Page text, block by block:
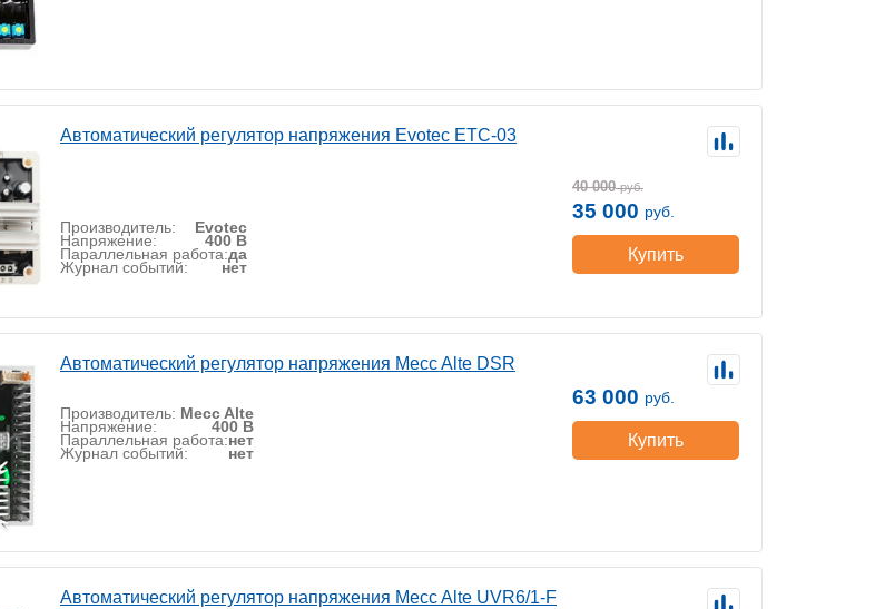
Автоматический регулятор напряжения Evotec ETC-03
Производитель: Evotec
Напряжение: 400 В
Параллельная работа:да
Журнал событий: нет
40 000 руб.
35 000 руб.
Купить
Автоматический регулятор напряжения Mecc Alte DSR
Производитель: Mecc Alte
Напряжение: 400 В
Параллельная работа:нет
Журнал событий: нет
63 000 руб.
Купить
Автоматический регулятор напряжения Mecc Alte UVR6/1-F